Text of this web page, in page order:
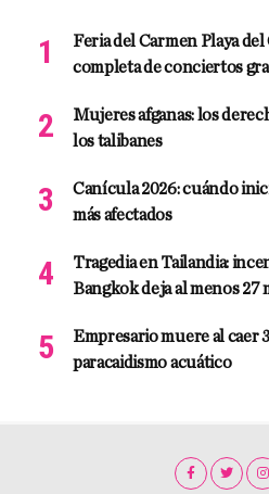
Feria del Carmen Playa
completa de conciertos
Mujeres afganas: los
los talibanes
Canícula 2026: cuándo
más afectados
Tragedia en Tailandia:
Bangkok deja al menos 27
Empresario muere al caer
paracaidismo acuático